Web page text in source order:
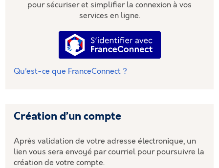
pour sécuriser et simplifier la connexion à vos
services en ligne.
S’identifier avec
Qu’est-ce que FranceConnect ?
Création d’un compte
Après validation de votre adresse électronique, un
lien vous sera envoyé par courriel pour poursuivre la
création de votre compte.